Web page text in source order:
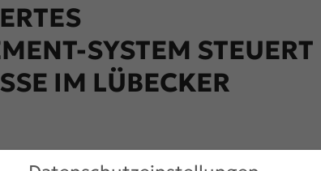
SYSTEM STEUERT
IM LÜBECKER
ein umfassendes, digitales